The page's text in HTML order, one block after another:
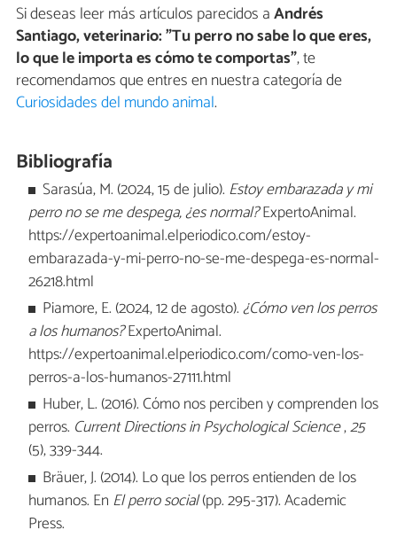
Si deseas leer más artículos parecidos aAndrés
Santiago, veterinario: "Tu perro no sabe lo que eres,
lo que le importa es cómo te comportas", te
recomendamos que entres en nuestra categoría de
Curiosidades del mundo animal.
Bibliografía
Sarasúa, M. (2024, 15 de julio). Estoy embarazada y mi
perro no se me despega, ¿es normal?ExpertoAnimal.
https://expertoanimal.elperiodico.com/estoy-
embarazada-y-mi-perro-no-se-me-despega-es-normal-
26218.html
Piamore, E. (2024, 12 de agosto).¿Cómo ven los perros
a los humanos?ExpertoAnimal.
https://expertoanimal.elperiodico.com/como-ven-los-
perros-a-los-humanos-27111.html
Huber, L. (2016). Cómo nos perciben y comprenden los
perros. Current Directions in Psychological Science,25
(5), 339-344.
Bräuer, J. (2014). Lo que los perros entienden de los
humanos. En El perro social(pp. 295-317). Academic
Press.